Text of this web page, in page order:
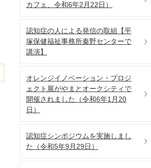
カフェ、令和6年2月22日）
認知症の人による発信の取組【平
塚保健福祉事務所秦野センターで
講演】
オレンジイノベーション・プロジ
ェクト展がやまとオークシティで
開催されました（令和6年1月20
日）
認知症シンポジウムを実施しまし
た（令和5年9月29日）